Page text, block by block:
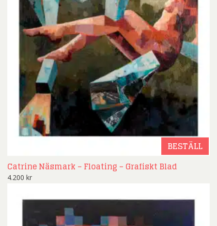
BESTÄLL
Catrine Näsmark – Floating – Grafiskt Blad
4.200 kr